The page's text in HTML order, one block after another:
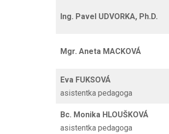
Ing. Pavel UDVORKA, Ph.D.
Mgr. Aneta MACKOVÁ
Eva FUKSOVÁ
asistentka pedagoga
Bc. Monika HLOUŠKOVÁ
asistentka pedagoga